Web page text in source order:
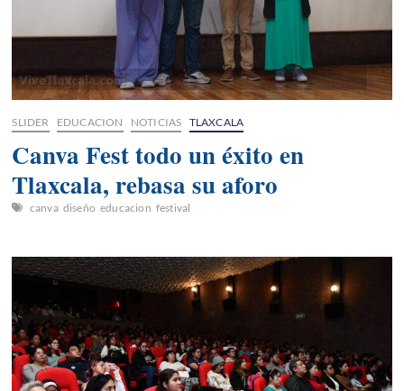
SLIDER EDUCACION NOTICIAS TLAXCALA
Canva Fest todo un éxito en
Tlaxcala, rebasa su aforo
canva diseño educacion festival